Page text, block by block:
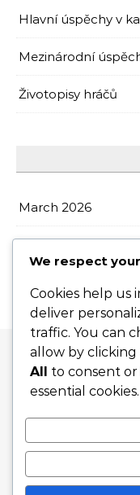
Hlavní úspěchy v
Mezinárodní
Životopisy hráčů
March 2026
February 2026
We respect
Cookies help us
deliver
traffic. You can
allow by clicking
All to consent or
essential cookies.